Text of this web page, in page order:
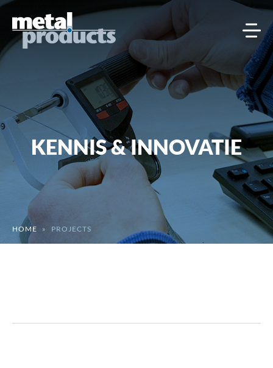
KENNIS & INNOVATIE
HOME » PROJECTS